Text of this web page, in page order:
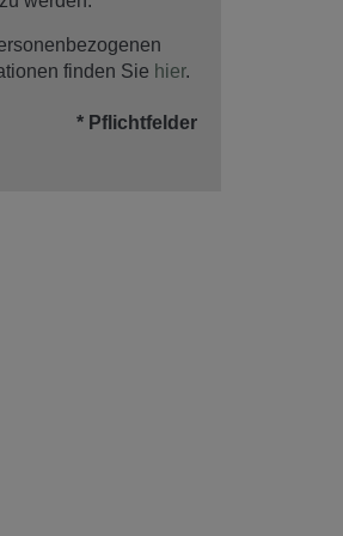
finden Sie hier.
* Pflichtfelder